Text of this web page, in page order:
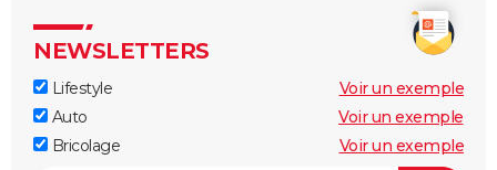
NEWSLETTERS
Lifestyle
Voir un exemple
Auto
Voir un exemple
Bricolage
Voir un exemple